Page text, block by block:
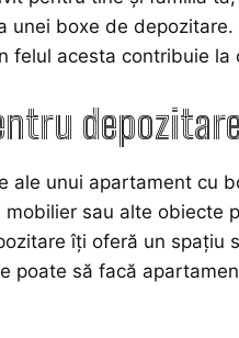
unei boxe de
felul acesta contribuie
ale unui apartament cu
mobilier sau alte obiecte
îți oferă un
poate să facă